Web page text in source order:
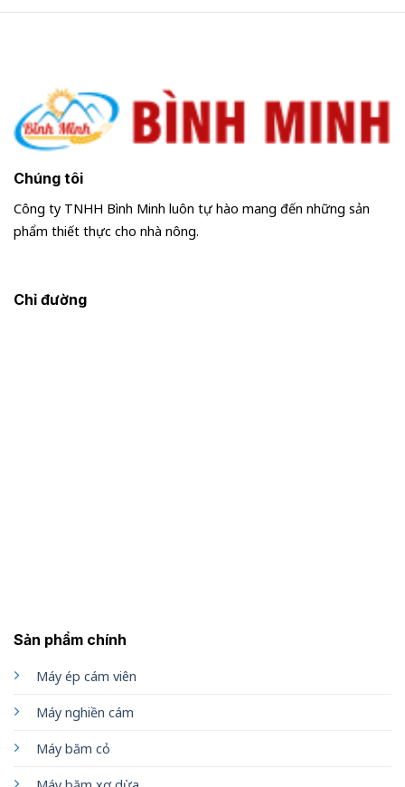
đến đến
Chúng tôi
Công ty TNHH Bình Minh luôn tự hào mang đến những sản
phẩm thiết thực cho nhà nông.
Sản phẩm chính
Máy ép cám viên
Máy nghiền cám
Máy băm cỏ
Chỉ đường